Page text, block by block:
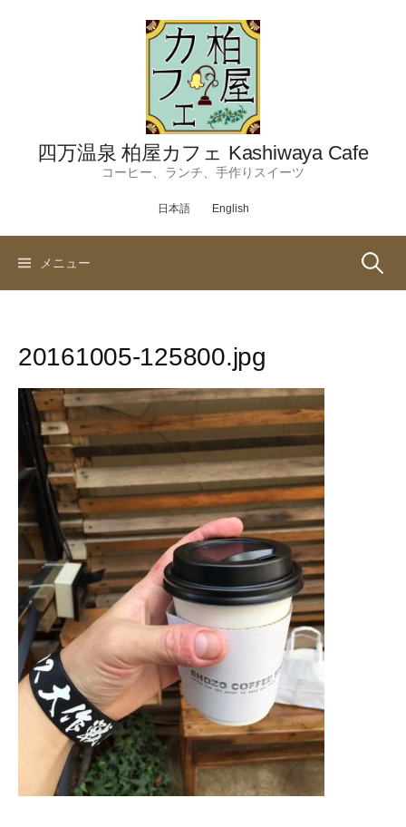
四万温泉 柏屋カフェ Kashiwaya Cafe
コーヒー、ランチ、手作りスイーツ
日本語 English
メニュー 検
20161005-125800.jpg